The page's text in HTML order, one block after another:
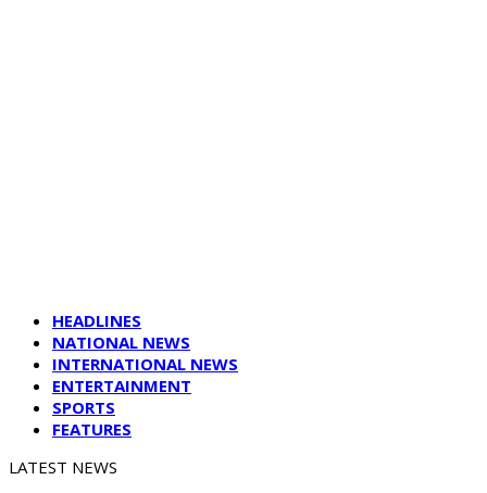
HEADLINES
NATIONAL NEWS
INTERNATIONAL NEWS
ENTERTAINMENT
SPORTS
FEATURES
LATEST NEWS